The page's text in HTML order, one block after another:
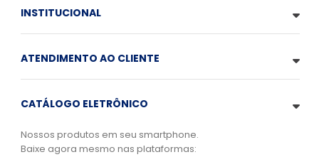
INSTITUCIONAL
ATENDIMENTO AO CLIENTE
CATÁLOGO ELETRÔNICO
Nossos produtos em seu smartphone.
Baixe agora mesmo nas plataformas: